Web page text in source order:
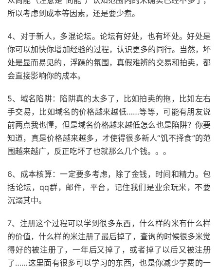
所以考虑到成本等因素，还是要少煮。
4、对于新人，多混论坛。论坛有好处，也有坏处。好处是
你可以加快你增加经验的过程，认识更多的同行。当然，坏
处是显而易见的，浮躁的氛围，真假难辨的交易和拍卖，都
会直接影响你的成本。
5、域名陷阱：陷阱真的太多了，比如拍卖的拖，比如左右
手交易，比如域名的价格越来越低……等等，可能有朋友说
前两点我也懂，但是域名价格越来越低怎么也是陷阱？你要
知道，真是价格越来越多，才使得很多新人“饥不择食”的范
围越来越广，反正吃坏了也就那么几个钱。。。
6、成本核算：一定要多考虑，除了金钱，时间和精力。包
括论坛，qq群，邮件，平台，记住我们是业余玩米，不要
沉溺其中。
7、注册这个过程可以学到很多东西，什么样的米有什么样
的价值，什么样的米注册了最后掉了，查询的时候很多米觉
得好的被注册了，一年后又掉了，或者掉了以后又被注册
了……这里面有很多可以学习的东西，也是你减少学费的一